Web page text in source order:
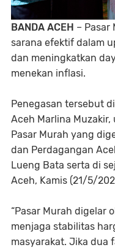
BANDA ACEH – Pasar
sarana efektif dalam
dan meningkatkan
menekan inflasi.
Penegasan tersebut
Aceh Marlina
Pasar Murah yang
dan Perdagangan
Lueng Bata serta di
Aceh, Kamis (21/5/
“Pasar Murah digelar
menjaga stabilitas
masyarakat. Jika dua